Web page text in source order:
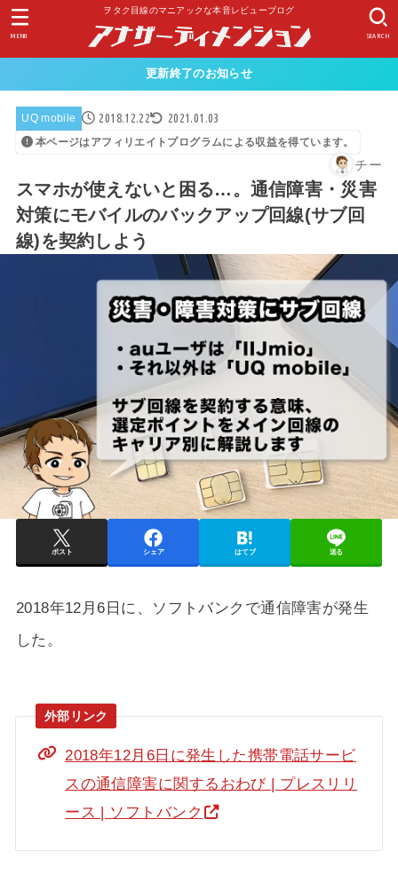
ヲタク目線のマニアックな本音レビューブログ
SEARCH
MENU
更新終了のお知らせ
UQ mobile 2018.12.22 2021.01.03
本ページはアフィリエイトプログラムによる収益を得ています。
チー
スマホが使えないと困る…。通信障害・災害
対策にモバイルのバックアップ回線(サブ回
線)を契約しよう
ポスト シェア はてブ 送る
2018年12月6日に、ソフトバンクで通信障害が発生
した。
2018年12月6日に発生した携帯電話サービ
スの通信障害に関するおわび | プレスリリ
ース | ソフトバンク